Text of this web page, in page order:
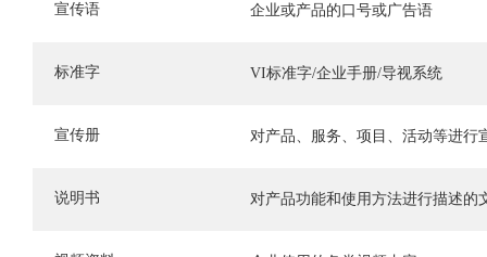
宣传语 企业或产品的口号或广告语
标准字 VI标准字/企业手册/导视系统
宣传册 对产品、服务、项目、活动等进行
说明书 对产品功能和使用方法进行描述的